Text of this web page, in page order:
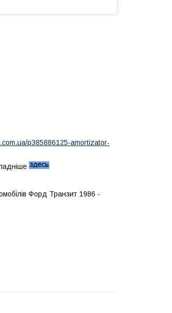
p385886125-amortizator-
Форд Транзит 1986 -